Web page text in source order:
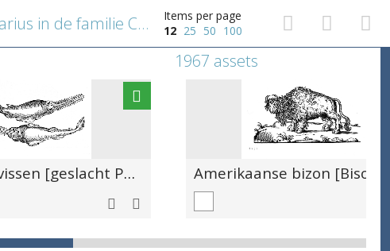
Kasuaris [geslacht Casuarius in de familie Casuariidae]
Items per page
12 25 50 100
1967 assets
Twee zaagvissen [geslacht Pristis in de familie Pristidae]